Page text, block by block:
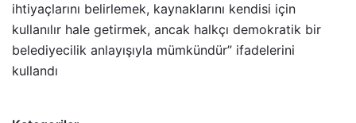
ihtiyaçlarını belirlemek, kaynaklarını kendisi için
kullanılır hale getirmek, ancak halkçı demokratik bir
belediyecilik anlayışıyla mümkündür” ifadelerini
kullandı